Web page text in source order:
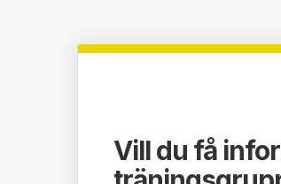
Vill du få